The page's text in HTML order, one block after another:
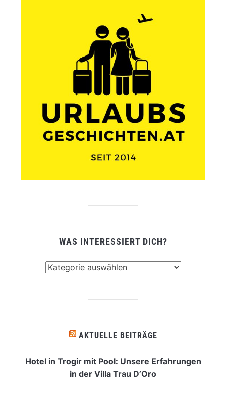
WAS INTERESSIERT DICH?
AKTUELLE BEITRÄGE
Hotel in Trogir mit Pool: Unsere Erfahrungen
in der Villa Trau D’Oro